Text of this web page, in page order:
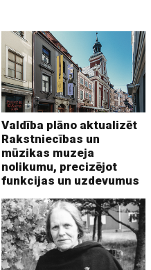
Valdība plāno aktualizēt
Rakstniecības un
mūzikas muzeja
nolikumu, precizējot
funkcijas un uzdevumus